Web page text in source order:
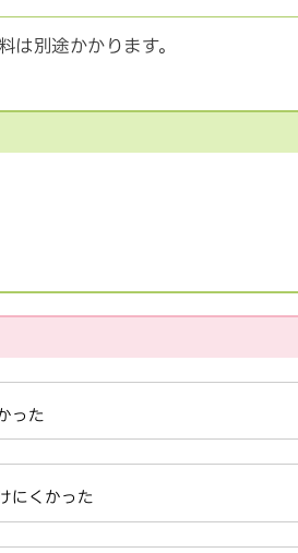
は別途かかります。
った
にくかった